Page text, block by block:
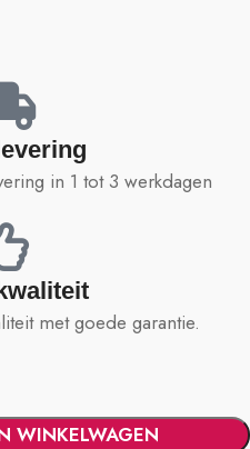
in 1 tot 3 werkdagen
met goede garantie.
WINKELWAGEN